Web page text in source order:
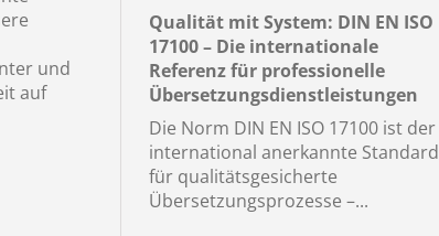
und
auf
Qualität mit System: DIN EN ISO
17100 – Die internationale
Referenz für professionelle
Übersetzungsdienstleistungen
Die Norm DIN EN ISO 17100 ist der
international anerkannte Standard
für qualitätsgesicherte
Übersetzungsprozesse –...